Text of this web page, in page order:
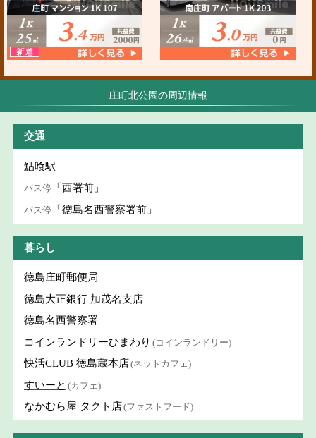
庄町北公園の周辺情報
交通
鮎喰駅
バス停 「西署前」
バス停 「徳島名西警察署前」
暮らし
徳島庄町郵便局
徳島大正銀行 加茂名支店
徳島名西警察署
コインランドリーひまわり (コインランドリー)
快活CLUB 徳島蔵本店(ネットカフェ)
すいーと (カフェ)
なかむら屋 タクト店(ファストフード)